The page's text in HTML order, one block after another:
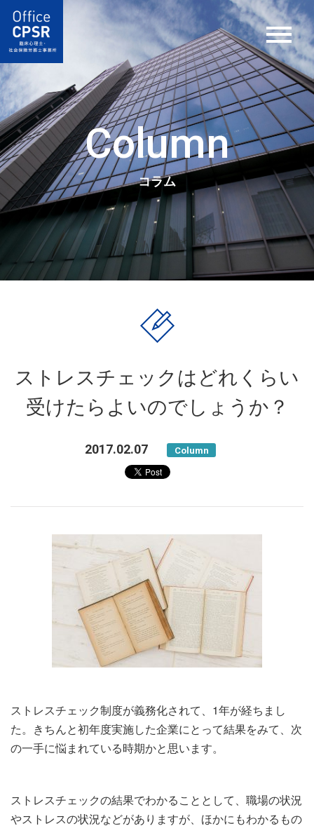
Column
コラム
ストレスチェックはどれくらい
受けたらよいのでしょうか？
2017.02.07 Column
ストレスチェック制度が義務化されて、1年が経ちまし
た。きちんと初年度実施した企業にとって結果をみて、次
の一手に悩まれている時期かと思います。
ストレスチェックの結果でわかることとして、職場の状況
やストレスの状況などがありますが、ほかにもわかるもの